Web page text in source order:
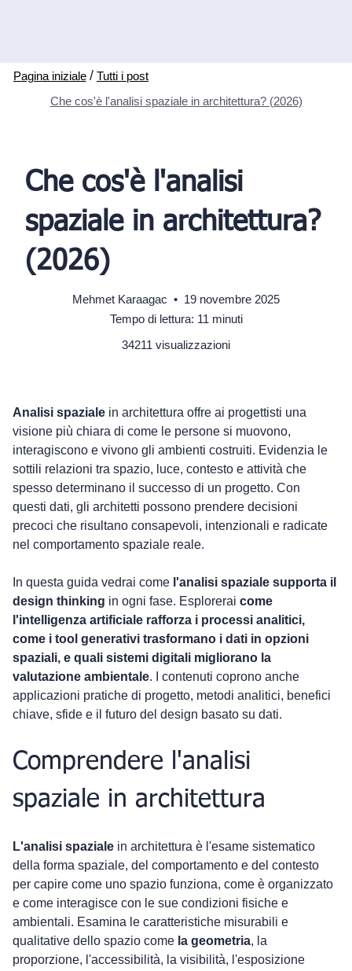
Pagina iniziale / Tutti i post
Che cos'è l'analisi spaziale in architettura? (2026)
Che cos'è l'analisi
spaziale in architettura?
(2026)
Mehmet Karaagac • 19 novembre 2025
Tempo di lettura: 11 minuti
34211 visualizzazioni
Aggiornato il: 19 novembre 2025
Analisi spaziale in architettura offre ai progettisti una
visione più chiara di come le persone si muovono,
interagiscono e vivono gli ambienti costruiti. Evidenzia le
sottili relazioni tra spazio, luce, contesto e attività che
spesso determinano il successo di un progetto. Con
questi dati, gli architetti possono prendere decisioni
precoci che risultano consapevoli, intenzionali e radicate
nel comportamento spaziale reale.
In questa guida vedrai come l'analisi spaziale supporta il
design thinking in ogni fase. Esplorerai come
l'intelligenza artificiale rafforza i processi analitici,
come i tool generativi trasformano i dati in opzioni
spaziali, e quali sistemi digitali migliorano la
valutazione ambientale. I contenuti coprono anche
applicazioni pratiche di progetto, metodi analitici, benefici
chiave, sfide e il futuro del design basato su dati.
Comprendere l'analisi
spaziale in architettura
L'analisi spaziale in architettura è l'esame sistematico
della forma spaziale, del comportamento e del contesto
per capire come uno spazio funziona, come è organizzato
e come interagisce con le sue condizioni fisiche e
ambientali. Esamina le caratteristiche misurabili e
qualitative dello spazio come la geometria, la
proporzione, l'accessibilità, la visibilità, l'esposizione